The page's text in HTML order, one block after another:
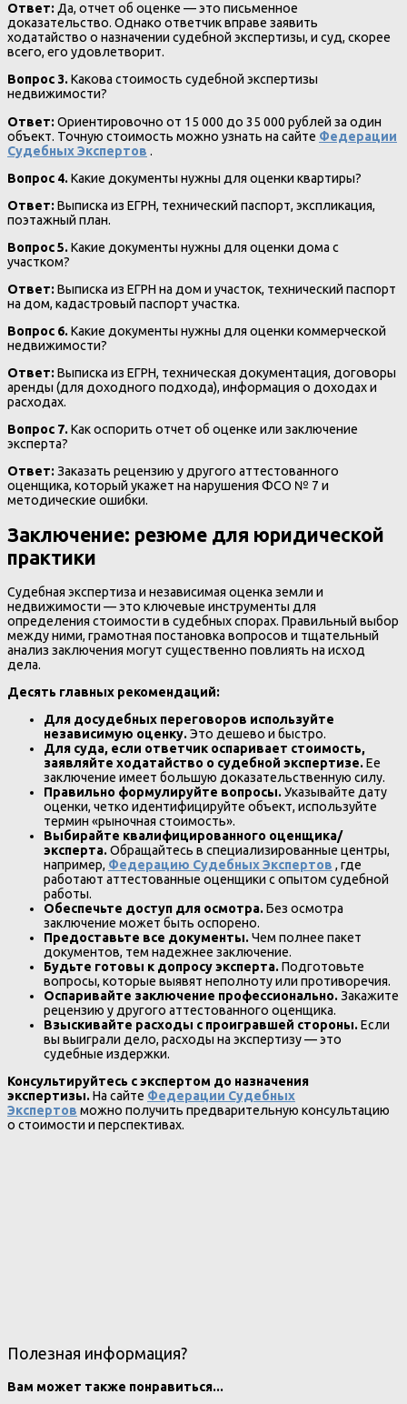
Ответ:Да, отчет об оценке — это письменное
доказательство. Однако ответчик вправе заявить
ходатайство о назначении судебной экспертизы, и суд, скорее
всего, его удовлетворит.
Вопрос 3.Какова стоимость судебной экспертизы
недвижимости?
Ответ:Ориентировочно от 15 000 до 35 000 рублей за один
объект. Точную стоимость можно узнать на сайте Федерации
Судебных Экспертов .
Вопрос 4.Какие документы нужны для оценки квартиры?
Ответ:Выписка из ЕГРН, технический паспорт, экспликация,
поэтажный план.
Вопрос 5.Какие документы нужны для оценки дома с
участком?
Ответ:Выписка из ЕГРН на дом и участок, технический паспорт
на дом, кадастровый паспорт участка.
Вопрос 6.Какие документы нужны для оценки коммерческой
недвижимости?
Ответ:Выписка из ЕГРН, техническая документация, договоры
аренды (для доходного подхода), информация о доходах и
расходах.
Вопрос 7.Как оспорить отчет об оценке или заключение
эксперта?
Ответ:Заказать рецензию у другого аттестованного
оценщика, который укажет на нарушения ФСО № 7 и
методические ошибки.
Заключение: резюме для юридической
практики
Судебная экспертиза и независимая оценка земли и
недвижимости — это ключевые инструменты для
определения стоимости в судебных спорах. Правильный выбор
между ними, грамотная постановка вопросов и тщательный
анализ заключения могут существенно повлиять на исход
дела.
Десять главных рекомендаций:
Для досудебных переговоров используйте
независимую оценку.Это дешево и быстро.
Для суда, если ответчик оспаривает стоимость,
заявляйте ходатайство о судебной экспертизе.Ее
заключение имеет большую доказательственную силу.
Правильно формулируйте вопросы.Указывайте дату
оценки, четко идентифицируйте объект, используйте
термин «рыночная стоимость».
Выбирайте квалифицированного оценщика/
эксперта.Обращайтесь в специализированные центры,
например, Федерацию Судебных Экспертов , где
работают аттестованные оценщики с опытом судебной
работы.
Обеспечьте доступ для осмотра.Без осмотра
заключение может быть оспорено.
Предоставьте все документы.Чем полнее пакет
документов, тем надежнее заключение.
Будьте готовы к допросу эксперта.Подготовьте
вопросы, которые выявят неполноту или противоречия.
Оспаривайте заключение профессионально.Закажите
рецензию у другого аттестованного оценщика.
Взыскивайте расходы с проигравшей стороны.Если
вы выиграли дело, расходы на экспертизу — это
судебные издержки.
Консультируйтесь с экспертом до назначения
экспертизы.На сайте Федерации Судебных
Экспертов можно получить предварительную консультацию
о стоимости и перспективах.
Полезная информация?
Вам может также понравиться...